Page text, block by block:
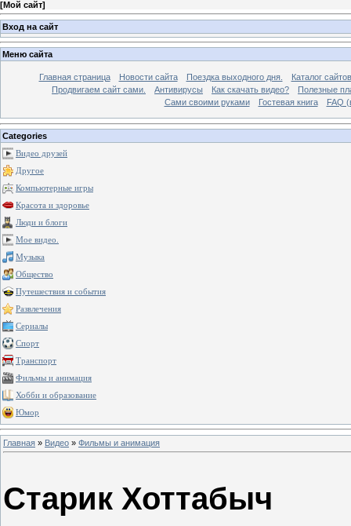
[Мой сайт]
Вход на сайт
Меню сайта
Главная страница Новости сайта Поездка выходного дня.
Каталог сайтов
Продвигаем сайт сами.
Антивирусы Как скачать видео?
Полезные
Сами своими руками
Гостевая книга FAQ
Categories
Видео друзей
Другое
Компьютерные игры
Красота и здоровье
Люди и блоги
Мое видео.
Музыка
Общество
Путешествия и события
Развлечения
Сериалы
Спорт
Транспорт
Фильмы и анимация
Хобби и образование
Юмор
Главная » Видео » Фильмы и анимация
Старик Хоттабыч